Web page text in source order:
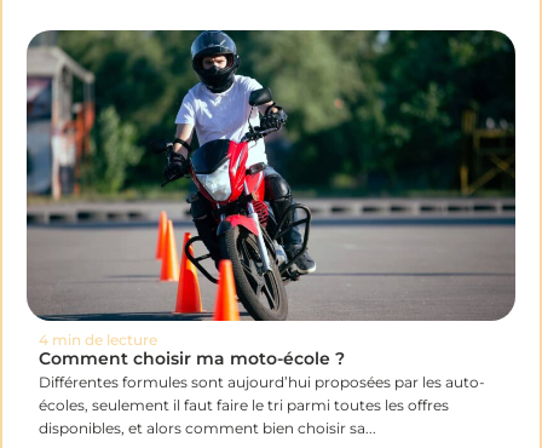
4 min de lecture
Comment choisir ma moto-école ?
Différentes formules sont aujourd’hui proposées par les auto-
écoles, seulement il faut faire le tri parmi toutes les offres
disponibles, et alors comment bien choisir sa...